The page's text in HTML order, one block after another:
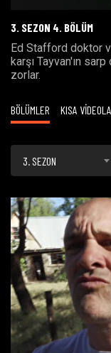
3. SEZON 4. BÖLÜM
Ed Stafford doktor
karşı Tayvan'ın
zorlar.
BÖLÜMLER KISA
3. SEZON